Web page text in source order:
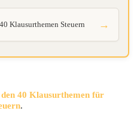
Klausurthemen Steuern →
40 Klausurthemen für
.